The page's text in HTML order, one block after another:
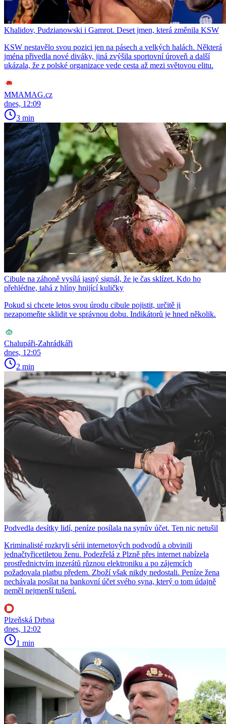
Khalidov, Pudzianowski i Gamrot. Deset jmen, která změnila KSW
KSW nestavělo svou pozici jen na pásech a velkých halách. Některá
jména přivedla nové diváky, jiná zvýšila sportovní úroveň a další
ukázala, že z polské organizace vede cesta až mezi světovou elitu.
MMAMAG.cz
dnes, 12:09
3 min
Cibule na záhoně vysílá jasný signál, že je čas sklízet. Kdo ho
přehlédne, tahá z hlíny hnijící kuličky
Pokud si chcete letos svou úrodu cibule pojistit, určitě ji
nezapomeňte sklidit ve správnou dobu. Indikátorů je hned několik.
Chalupáři-Zahrádkáři
dnes, 12:05
2 min
Podvedla desítky lidí, peníze posílala na synův účet. Ten nic netušil
Kriminalisté rozkryli sérii internetových podvodů a obvinili
jednačtyřicetiletou ženu. Podezřelá z Plzně přes internet nabízela
prostřednictvím inzerátů různou elektroniku a po zájemcích
požadovala platbu předem. Zboží však nikdy nedostali. Peníze žena
nechávala posílat na bankovní účet svého syna, který o tom údajně
neměl nejmenší tušení.
Plzeňská Drbna
dnes, 12:02
1 min